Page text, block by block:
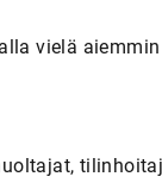
vielä